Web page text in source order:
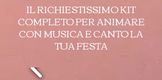
IL RICHIESTISSIMO KIT
COMPLETO PER ANIMARE
CON MUSICA E CANTO LA
TUA FESTA